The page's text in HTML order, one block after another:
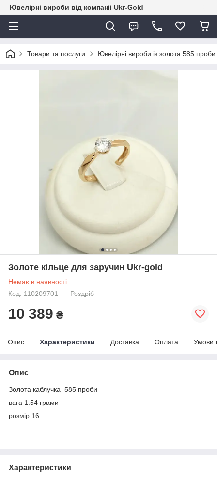
Ювелірні вироби від компаніі Ukr-Gold
Товари та послуги Ювелірні вироби із золота 585 проби
Золоте кільце для заручин Ukr-gold
Немає в наявності
Код: 110209701
Роздріб
10 389 ₴
Опис Характеристики Доставка Оплата Умови
Опис
Золота каблучка 585 проби
вага 1.54 грами
розмір 16
Характеристики